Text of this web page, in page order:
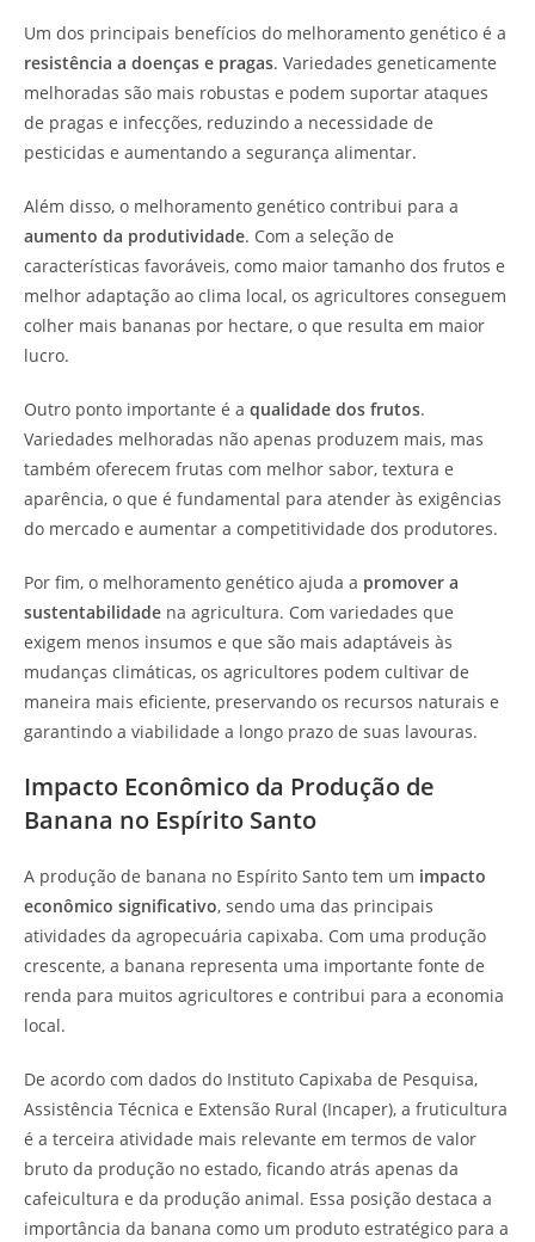
Um dos principais benefícios do melhoramento genético é a
resistência a doenças e pragas. Variedades geneticamente
melhoradas são mais robustas e podem suportar ataques
de pragas e infecções, reduzindo a necessidade de
pesticidas e aumentando a segurança alimentar.
Além disso, o melhoramento genético contribui para a
aumento da produtividade. Com a seleção de
características favoráveis, como maior tamanho dos frutos e
melhor adaptação ao clima local, os agricultores conseguem
colher mais bananas por hectare, o que resulta em maior
lucro.
Outro ponto importante é a qualidade dos frutos.
Variedades melhoradas não apenas produzem mais, mas
também oferecem frutas com melhor sabor, textura e
aparência, o que é fundamental para atender às exigências
do mercado e aumentar a competitividade dos produtores.
Por fim, o melhoramento genético ajuda a promover a
sustentabilidade na agricultura. Com variedades que
exigem menos insumos e que são mais adaptáveis às
mudanças climáticas, os agricultores podem cultivar de
maneira mais eficiente, preservando os recursos naturais e
garantindo a viabilidade a longo prazo de suas lavouras.
Impacto Econômico da Produção de
Banana no Espírito Santo
A produção de banana no Espírito Santo tem um impacto
econômico significativo, sendo uma das principais
atividades da agropecuária capixaba. Com uma produção
crescente, a banana representa uma importante fonte de
renda para muitos agricultores e contribui para a economia
local.
De acordo com dados do Instituto Capixaba de Pesquisa,
Assistência Técnica e Extensão Rural (Incaper), a fruticultura
é a terceira atividade mais relevante em termos de valor
bruto da produção no estado, ficando atrás apenas da
cafeicultura e da produção animal. Essa posição destaca a
importância da banana como um produto estratégico para a